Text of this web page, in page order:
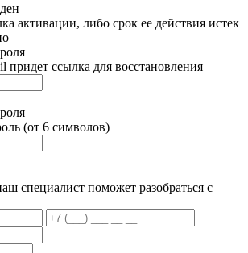
активации, либо срок ее действия истек
придет ссылка для восстановления
(от 6 символов)
специалист поможет разобраться с